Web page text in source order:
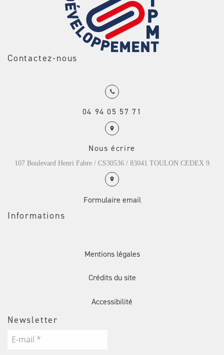
Contactez-nous
04 94 05 57 71
Nous écrire
107 Boulevard Henri Fabre / CS30536 / 83041 TOULON CEDEX 9
Formulaire email
Informations
Mentions légales
Crédits du site
Accessibilité
Newsletter
E-